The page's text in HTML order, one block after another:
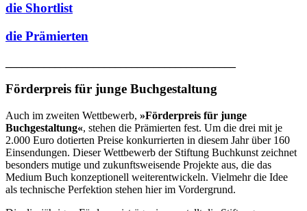
die Shortlist
die Prämierten
Förderpreis für junge Buchgestaltung
Auch im zweiten Wettbewerb, »Förderpreis für junge
Buchgestaltung«, stehen die Prämierten fest. Um die drei mit je
2.000 Euro dotierten Preise konkurrierten in diesem Jahr über 160
Einsendungen. Dieser Wettbewerb der Stiftung Buchkunst zeichnet
besonders mutige und zukunftsweisende Projekte aus, die das
Medium Buch konzeptionell weiterentwickeln. Vielmehr die Idee
als technische Perfektion stehen hier im Vordergrund.